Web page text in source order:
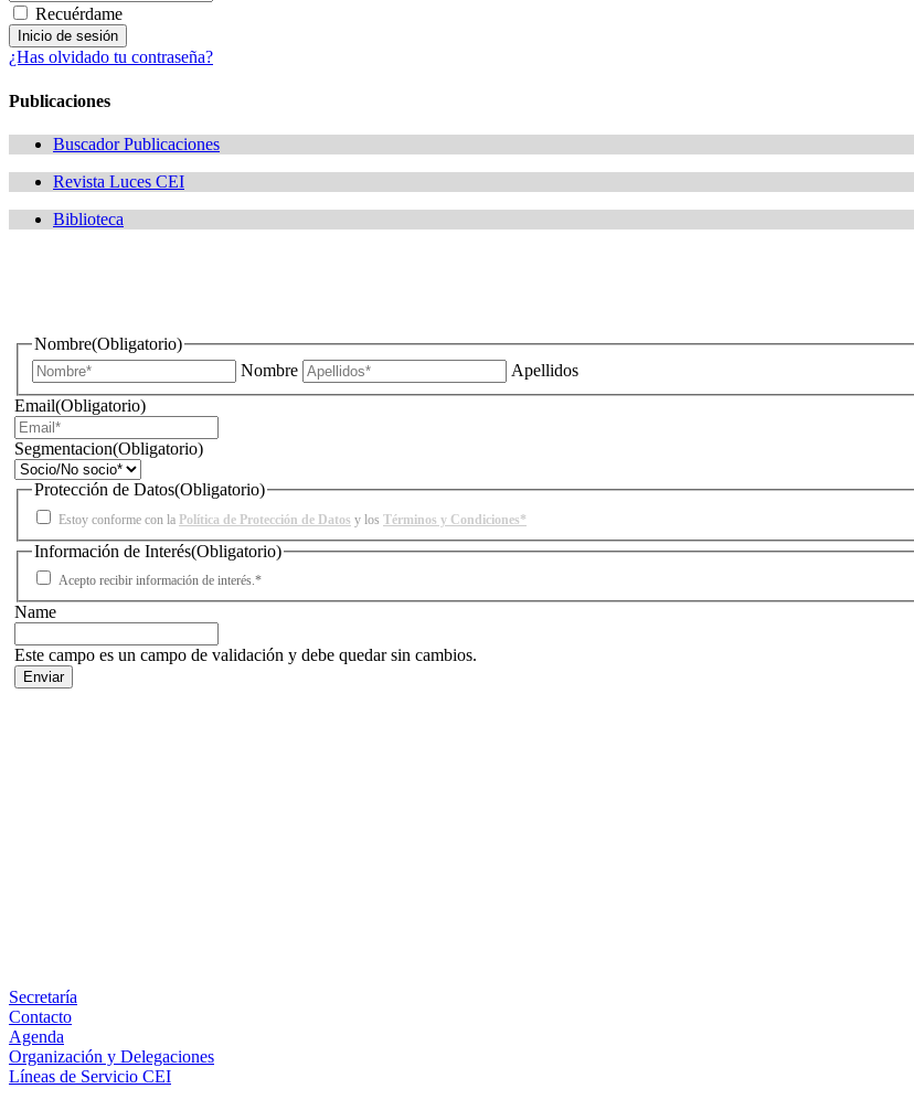
Recuérdame
¿Has olvidado tu contraseña?
Publicaciones
Buscador Publicaciones
Revista Luces CEI
Biblioteca
Nombre(Obligatorio)
Nombre
Apellidos
Email(Obligatorio)
Segmentacion(Obligatorio)
Protección de Datos(Obligatorio)
Estoy conforme con la Política de Protección de Datos y los Términos y Condiciones*
Información de Interés(Obligatorio)
Acepto recibir información de interés.*
Name
Este campo es un campo de validación y debe quedar sin cambios.
Secretaría
Contacto
Agenda
Organización y Delegaciones
Líneas de Servicio CEI